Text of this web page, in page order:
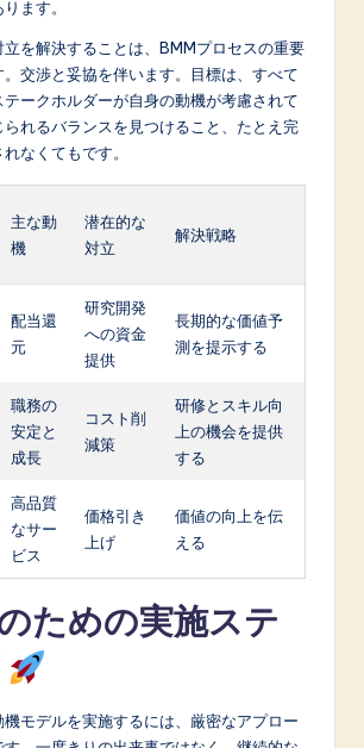
ます。
立を解決することは、BMMプロセスの重要
交渉と妥協を伴います。目標は、すべて
ークホルダーが自身の動機が考慮されて
られるバランスを見つけること、たとえ完
なくてもです。
主な動
機
潜在的な
対立
解決戦略
配当還
元
研究開発
への資金
提供
長期的な価値予
測を提示する
職務の
安定と
成長
コスト削
減策
研修とスキル向
上の機会を提供
する
高品質
なサー
ビス
価格引き
上げ
価値の向上を伝
える
ための実施ステ
機モデルを実施するには、厳密なアプロー